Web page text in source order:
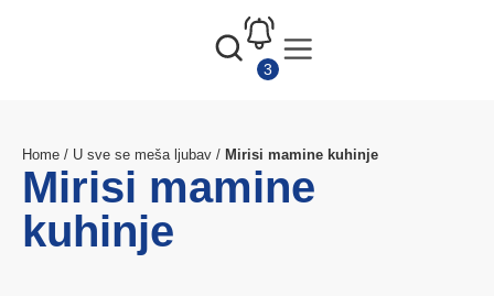
Home / U sve se meša ljubav / Mirisi mamine kuhinje
Mirisi mamine
kuhinje